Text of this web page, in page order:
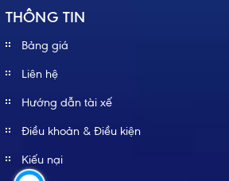
THÔNG TIN
Bảng giá
Liên hệ
Hướng dẫn tài xế
Điều khoản & Điều kiện
Kiếu nại